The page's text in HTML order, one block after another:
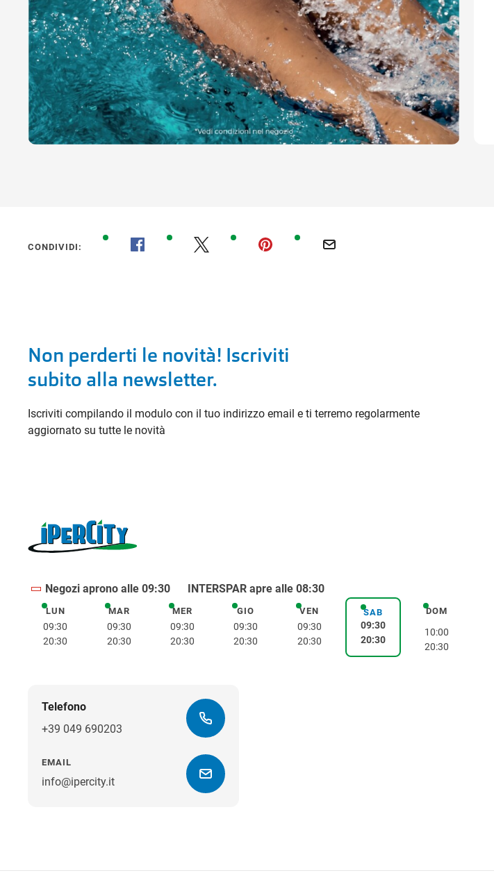
CONDIVIDI:
Non perderti le novità! Iscriviti
subito alla newsletter.
Iscriviti compilando il modulo con il tuo indirizzo email e ti terremo regolarmente
aggiornato su tutte le novità
Negozi aprono alle 09:30 INTERSPAR apre alle 08:30
LUNlunedì
09:30
20:30
MARmartedì
09:30
20:30
MERmercoledì
09:30
20:30
GIOgiovedì
09:30
20:30
VENvenerdì
09:30
20:30
SABsabato
09:30
20:30
DOMdomenica
10:00
20:30
Telefono
+39 049 690203
EMAIL
info@ipercity.it
Ottieni indicazioni stradali